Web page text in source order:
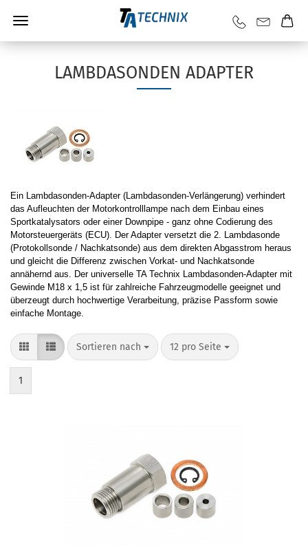
LAMBDASONDEN ADAPTER
Ein Lambdasonden-Adapter (Lambdasonden-Verlängerung) verhindert
das Aufleuchten der Motorkontrolllampe nach dem Einbau eines
Sportkatalysators oder einer Downpipe - ganz ohne Codierung des
Motorsteuergeräts (ECU). Der Adapter versetzt die 2. Lambdasonde
(Protokollsonde / Nachkatsonde) aus dem direkten Abgasstrom heraus
und gleicht die Differenz zwischen Vorkat- und Nachkatsonde
annähernd aus. Der universelle TA Technix Lambdasonden-Adapter mit
Gewinde M18 x 1,5 ist für zahlreiche Fahrzeugmodelle geeignet und
überzeugt durch hochwertige Verarbeitung, präzise Passform sowie
einfache Montage.
Sortieren nach 12 pro Seite
1